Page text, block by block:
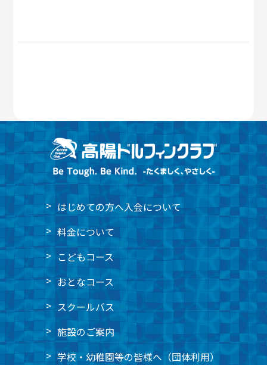
はじめての方へ入会について
料金について
こどもコース
おとなコース
スクールバス
施設のご案内
学校・幼稚園等の皆様へ（団体利用）